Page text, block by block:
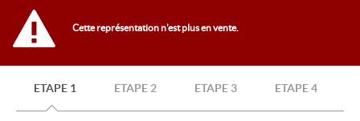
Retour
l'accueil
Cette représentation n'est plus en vente.
ETAPE 1 ETAPE 2 ETAPE 3 ETAPE 4